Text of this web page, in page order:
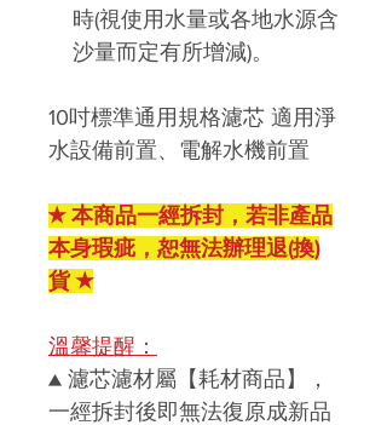
時(視使用水量或各地水源含
沙量而定有所增減)。
10吋標準通用規格濾芯 適用淨
水設備前置、電解水機前置
★ 本商品一經拆封，若非產品
本身瑕疵，恕無法辦理退(換)
貨 ★
溫馨提醒：
▲ 濾芯濾材屬【耗材商品】，
一經拆封後即無法復原成新品